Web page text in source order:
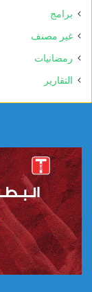
برامج
غير مصنف
رمضانيات
التقارير